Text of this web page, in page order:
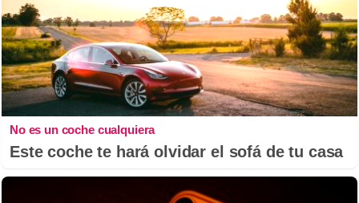
No es un coche cualquiera
Este coche te hará olvidar el sofá de tu casa